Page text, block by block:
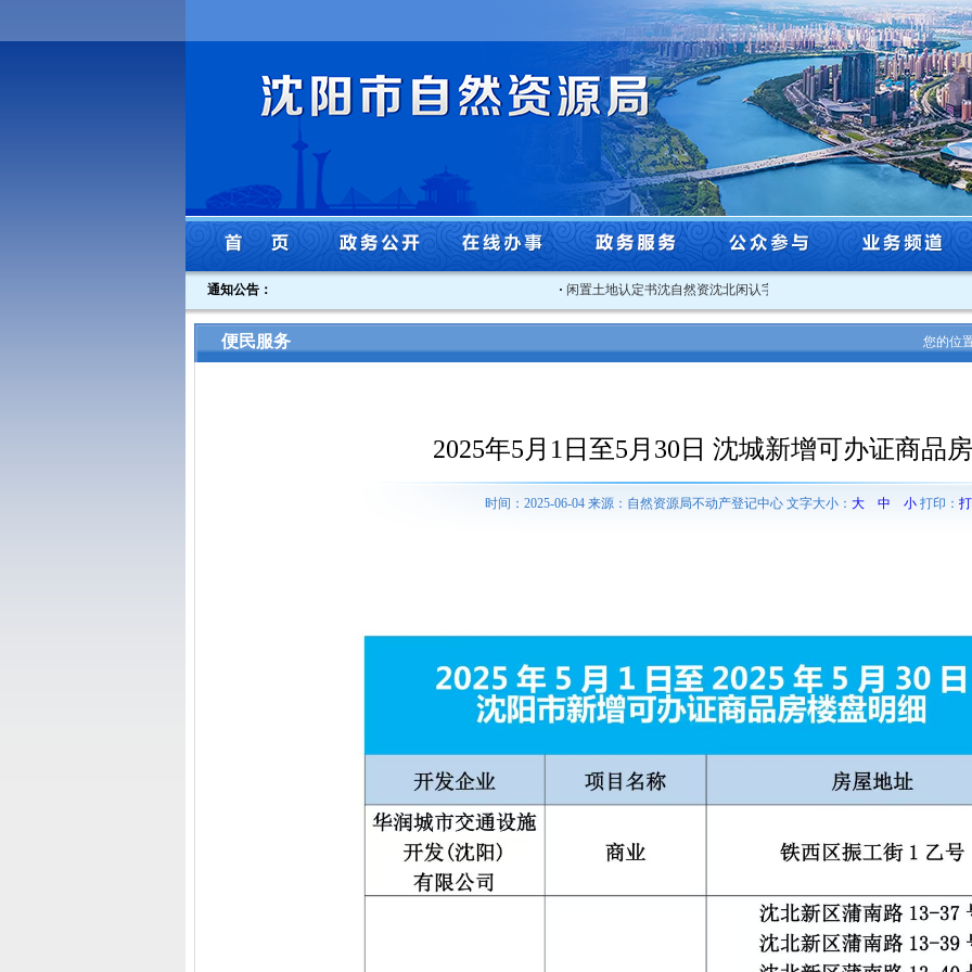
通知公告： 闲置土地认定书沈自然资沈北闲认字[2025]3号
便民服务 您的位
2025年5月1日至5月30日 沈城新增可办证商品
时间：2025-06-04 来源：自然资源局不动产登记中心 文字大小： 大 中 小打印：